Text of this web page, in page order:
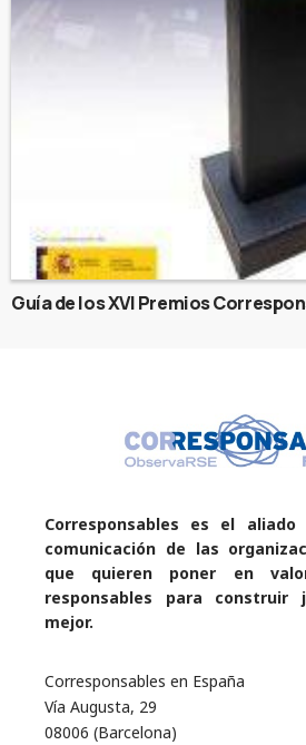
Guía de los XVI Premios
Corresponsables es el
comunicación de las
que quieren poner en
responsables para construir
mejor.
Corresponsables en España
Vía Augusta, 29
08006 (Barcelona)